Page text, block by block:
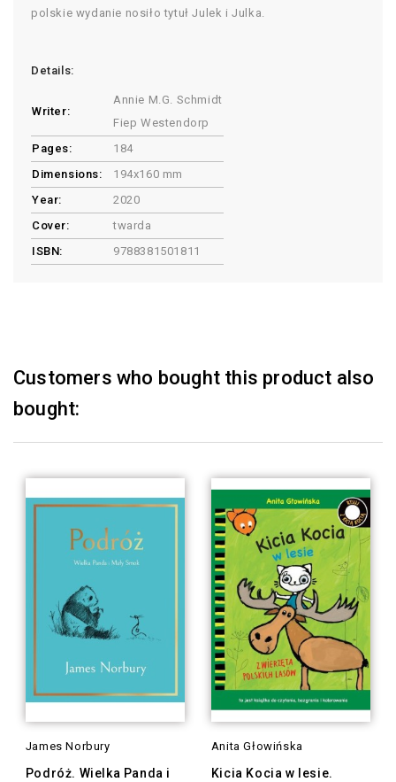
polskie wydanie nosiło tytuł Julek i Julka.
Details:
Writer:
Annie M.G. Schmidt
Fiep Westendorp
Pages:
184
Dimensions:
194x160 mm
Year:
2020
Cover:
twarda
ISBN:
9788381501811
Customers who bought this product also
bought:
James Norbury
Podróż. Wielka Panda i
Anita Głowińska
Kicia Kocia w lesie.